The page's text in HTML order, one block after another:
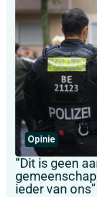
Opinie
“Dit is geen
ieder van ons”